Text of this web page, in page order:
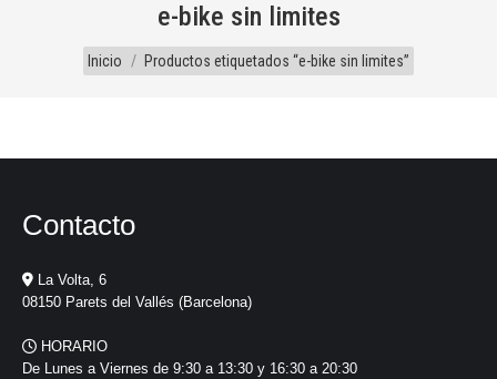
e-bike sin limites
Estás aquí:
Inicio Productos etiquetados “e-bike sin limites”
Contacto
La Volta, 6
08150 Parets del Vallés (Barcelona)
HORARIO
De Lunes a Viernes de 9:30 a 13:30 y 16:30 a 20:30